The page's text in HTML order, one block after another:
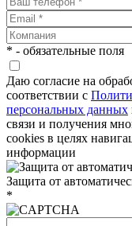
* - обязательные поля
Даю согласие на
соответствии с
персональных данных
связи и получения
cookies в целях
информации
Защита от
*